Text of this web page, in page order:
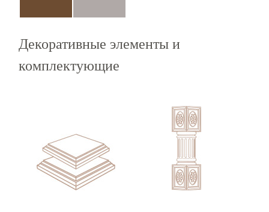
Декоративные элементы и
комплектующие